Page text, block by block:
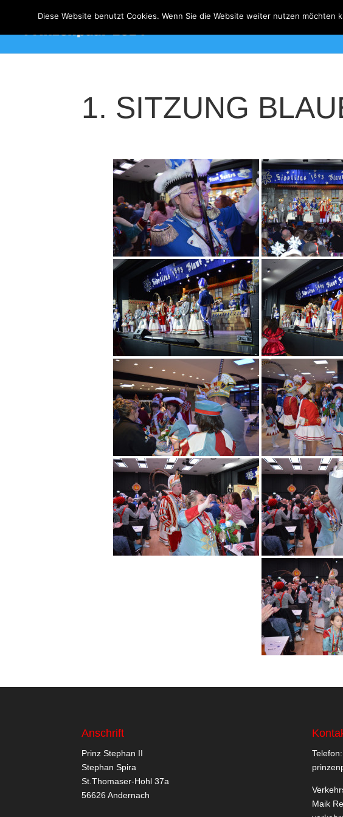
1. SITZUNG
Anschrift
Prinz Stephan II
Stephan Spira
St.Thomaser-Hohl 37a
56626 Andernach
Maik
Diese Website benutzt Cookies. Wenn Sie die Website weiter nutzen